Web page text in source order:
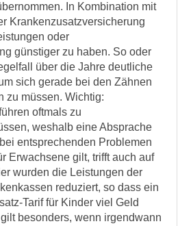
In Kombination mit
Krankenzusatzversicherung
oder
günstiger zu haben. So oder
über die Jahre deutliche
sich gerade bei den Zähnen
zu müssen. Wichtig:
oftmals zu
weshalb eine Absprache
entsprechenden Problemen
Erwachsene gilt, trifft auch auf
wurden die Leistungen der
reduziert, so dass ein
Tarif für Kinder viel Geld
besonders, wenn irgendwann